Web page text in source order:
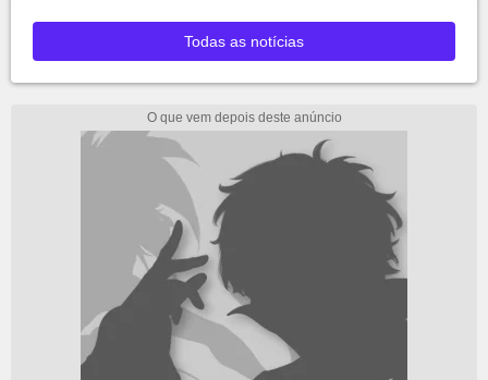
Todas as notícias